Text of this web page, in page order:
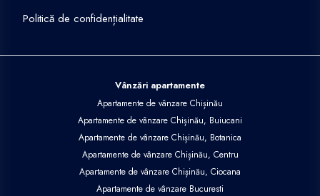
Politică de confidențialitate
Vânzări apartamente
Apartamente de vânzare Chișinău
Apartamente de vânzare Chișinău, Buiucani
Apartamente de vânzare Chișinău, Botanica
Apartamente de vânzare Chișinău, Centru
Apartamente de vânzare Chișinău, Ciocana
Apartamente de vânzare Bucuresti